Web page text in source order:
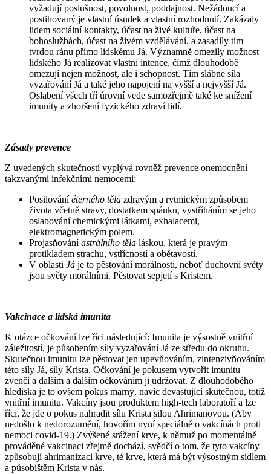
vyžadují poslušnost, povolnost, poddajnost. Nežádoucí a
postihovaný je vlastní úsudek a vlastní rozhodnutí. Zakázaly
lidem sociální kontakty, účast na živé kultuře, účast na
bohoslužbách, účast na živém vzdělávání, a zasadily tím
tvrdou ránu přímo lidskému Já. Významně omezily možnost
lidského Já realizovat vlastní intence, čímž dlouhodobě
omezují nejen možnost, ale i schopnost. Tím slábne síla
vyzařování Já a také jeho napojení na vyšší a nejvyšší Já.
Oslabení všech tří úrovní vede samozřejmě také ke snížení
imunity a zhoršení fyzického zdraví lidí.
Zásady prevence
Z uvedených skutečností vyplývá rovněž prevence onemocnění
takzvanými infekčními nemocemi:
Posilováníéterného těla zdravým a rytmickým způsobem
života včetně stravy, dostatkem spánku, vystříháním se jeho
oslabování chemickými látkami, exhalacemi,
elektromagnetickým polem.
Projasňováníastrálního těla láskou, která je pravým
protikladem strachu, vstřícností a obětavostí.
V oblasti Já je to pěstování morálnosti, neboť duchovní světy
jsou světy morálními. Pěstovat sepjetí s Kristem.
Vakcinace a lidská imunita
K otázce očkování lze říci následující: Imunita je výsostně vnitřní
záležitostí, je působením síly vyzařování Já ze středu do okruhu.
Skutečnou imunitu lze pěstovat jen upevňováním, zintenzivňováním
této síly Já, síly Krista. Očkování je pokusem vytvořit imunitu
zvenčí a dalším a dalším očkováním ji udržovat. Z dlouhodobého
hlediska je to ovšem pokus marný, navíc devastující skutečnou, totiž
vnitřní imunitu. Vakcíny jsou produktem high-tech laboratoří a lze
říci, že jde o pokus nahradit sílu Krista silou Ahrimanovou. (Aby
nedošlo k nedorozumění, hovořím nyní speciálně o vakcínách proti
nemoci covid-19.) Zvýšené srážení krve, k němuž po momentálně
prováděné vakcinaci zřejmě dochází, svědčí o tom, že tyto vakcíny
způsobují ahrimanizaci krve, té krve, která má být výsostným sídlem
a působištěm Krista v nás.